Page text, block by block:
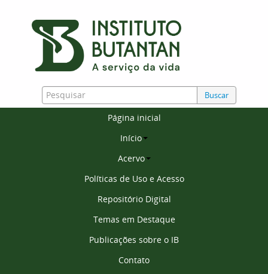
Buscar
Página inicial
Início
Acervo
Políticas de Uso e Acesso
Repositório Digital
Temas em Destaque
Publicações sobre o IB
Contato